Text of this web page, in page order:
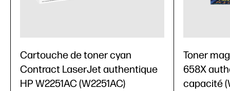
Cartouche de toner cyan
Contract LaserJet authentique
HP W2251AC (W2251AC)
Toner
658X
capacité